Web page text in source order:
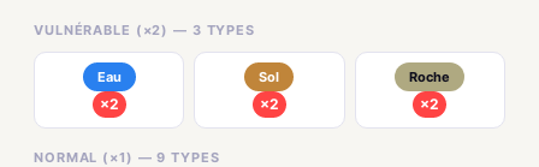
VULNÉRABLE (×2) — 3 TYPES
Eau
×2
Sol
×2
Roche
×2
NORMAL (×1) — 9 TYPES